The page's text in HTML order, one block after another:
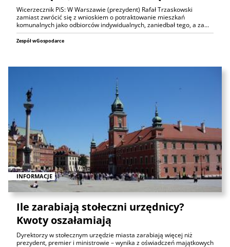
Wicerzecznik PiS: W Warszawie (prezydent) Rafał Trzaskowski
zamiast zwrócić się z wnioskiem o potraktowanie mieszkań
komunalnych jako odbiorców indywidualnych, zaniedbał tego, a za…
Zespół wGospodarce
INFORMACJE
Ile zarabiają stołeczni urzędnicy?
Kwoty oszałamiają
Dyrektorzy w stołecznym urzędzie miasta zarabiają więcej niż
prezydent, premier i ministrowie – wynika z oświadczeń majątkowych